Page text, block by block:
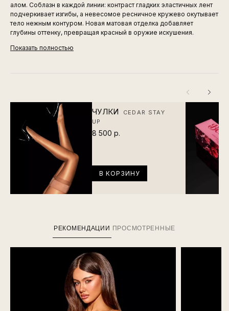
алом. Соблазн в каждой линии: контраст гладких эластичных лент
подчеркивает изгибы, а невесомое ресничное кружево окутывает
тело нежным контуром. Новая матовая отделка добавляет
глубины оттенку, превращая красный в оружие искушения.
Показать полностью
ЧУЛКИ
CEDAR STAY
UP
8 500 р.
В КОРЗИНУ
РЕКОМЕНДАЦИИ ПРОСМОТРЕННЫЕ